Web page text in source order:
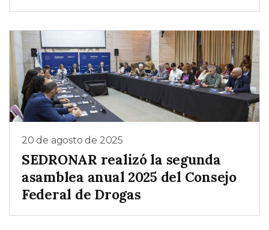
20 de agosto de 2025
SEDRONAR realizó la segunda
asamblea anual 2025 del Consejo
Federal de Drogas